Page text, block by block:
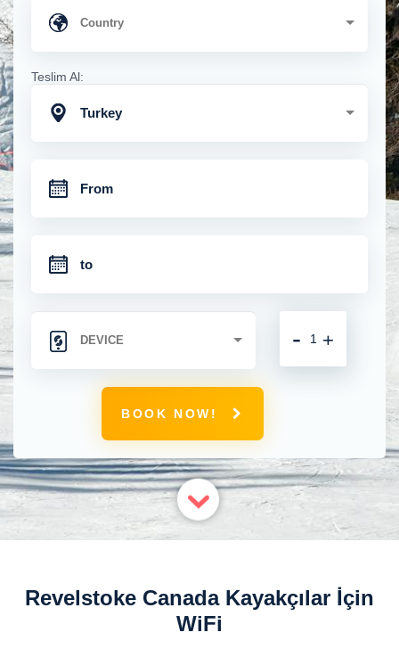
Teslim Al:
Turkey
+
-
BOOK NOW!
Revelstoke Canada Kayakçılar İçin
WiFi